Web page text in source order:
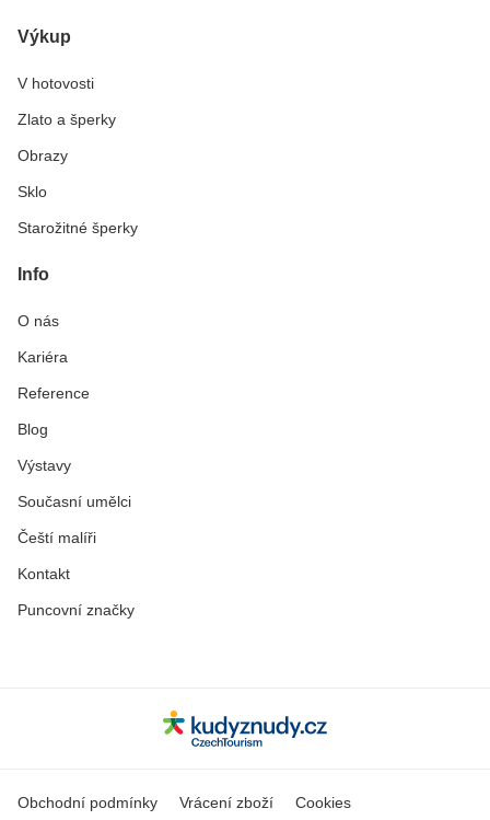
Výkup
V hotovosti
Zlato a šperky
Obrazy
Sklo
Starožitné šperky
Info
O nás
Kariéra
Reference
Blog
Výstavy
Současní umělci
Čeští malíři
Kontakt
Puncovní značky
Obchodní podmínky Vrácení zboží
Cookies